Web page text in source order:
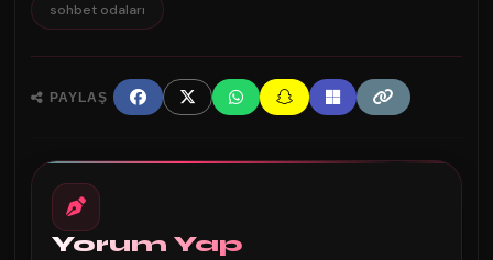
sohbet odaları
PAYLAŞ
Yorum Yap